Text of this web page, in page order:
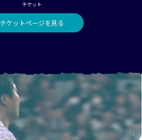
チケット
チケットページを見る